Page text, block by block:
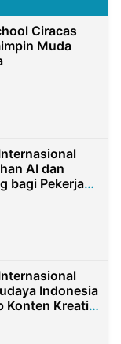
Ciracas
Muda
AI dan
bagi Pekerja
Taiwan
Indonesia
Konten Kreatif